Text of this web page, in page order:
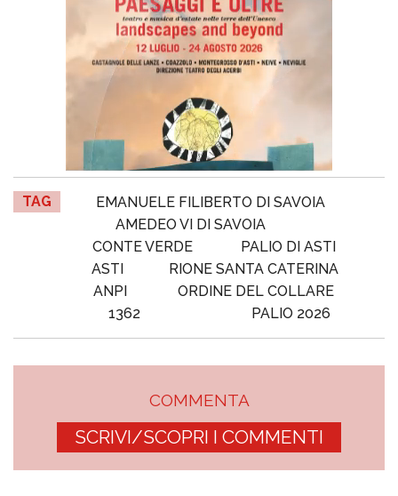
TAG
EMANUELE FILIBERTO DI SAVOIA
AMEDEO VI DI SAVOIA
CONTE VERDE
PALIO DI ASTI
ASTI
RIONE SANTA CATERINA
ANPI
ORDINE DEL COLLARE
1362
PALIO 2026
COMMENTA
SCRIVI/SCOPRI I COMMENTI